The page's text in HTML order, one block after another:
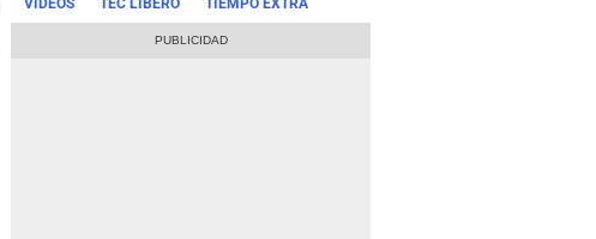
VIDEOS TEC LÍBERO TIEMPO EXTRA